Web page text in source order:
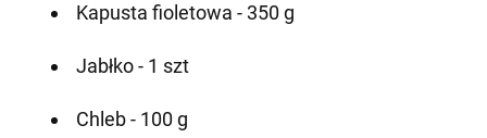
Kapusta fioletowa - 350 g
Jabłko - 1 szt
Chleb - 100 g